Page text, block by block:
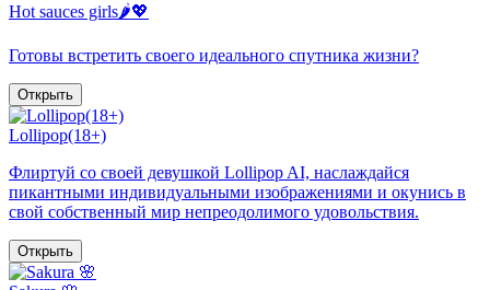
Hot sauces girls🌶️💖
Готовы встретить своего идеального спутника жизни?
Открыть
Lollipop(18+)
Флиртуй со своей девушкой Lollipop AI, наслаждайся
пикантными индивидуальными изображениями и окунись в
свой собственный мир непреодолимого удовольствия.
Открыть